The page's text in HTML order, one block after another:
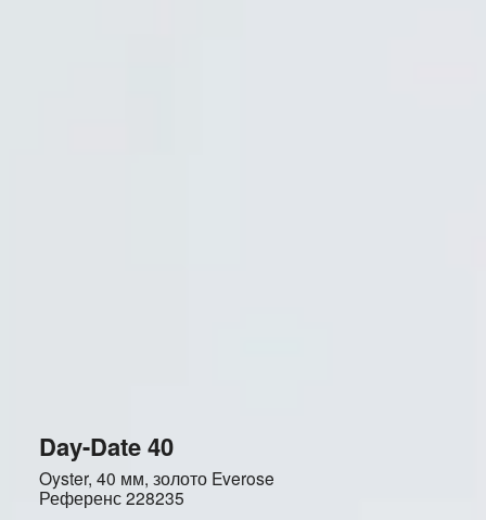
Day-Date 40
Oyster, 40 мм, золото Everose
Референс228235